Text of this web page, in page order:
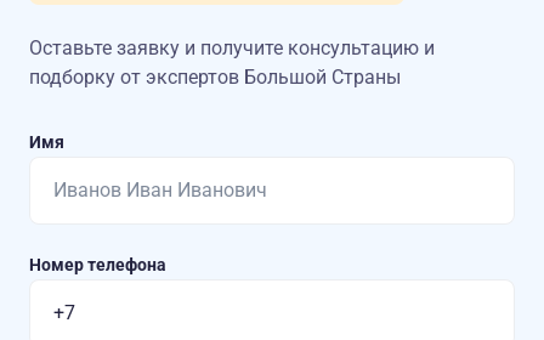
Оставьте заявку и получите консультацию и
подборку от экспертов Большой Страны
Имя
Номер телефона